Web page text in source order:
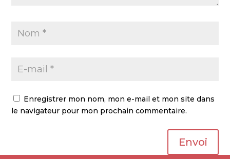
Enregistrer mon nom, mon e-mail et mon site dans
le navigateur pour mon prochain commentaire.
Envoi